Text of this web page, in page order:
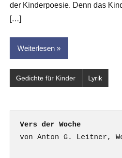
der Kinderpoesie. Denn das
[…]
Weiterlesen
Gedichte für Kinder Lyrik
Vers der Woche